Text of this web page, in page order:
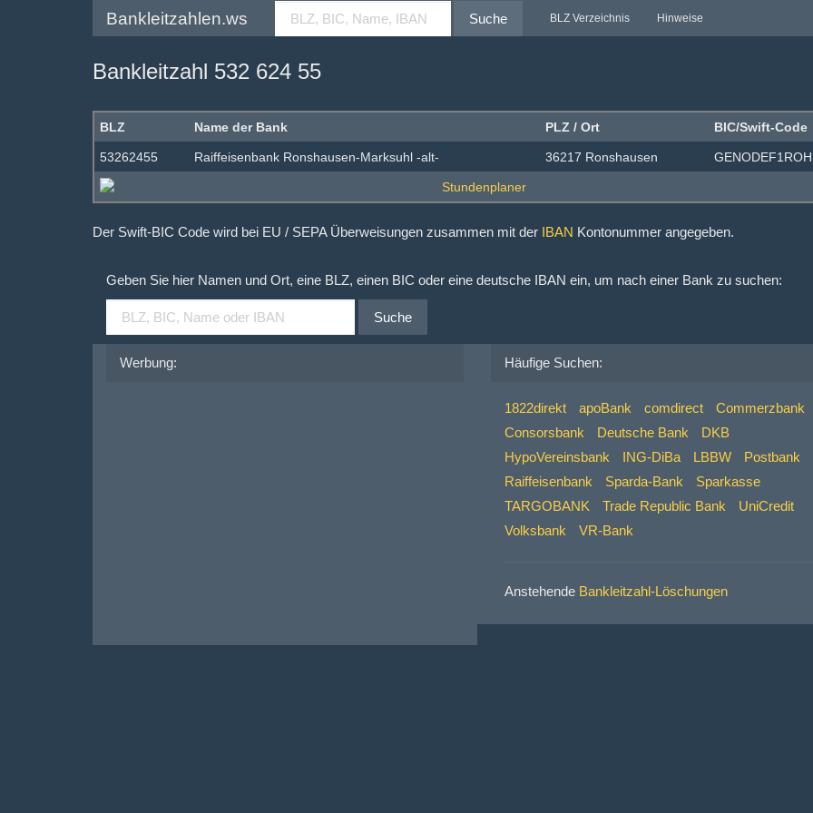
Bankleitzahlen.ws Suche BLZ Verzeichnis Hinweise
Bankleitzahl 532 624 55
BLZ Name der Bank PLZ / Ort BIC/Swift-Code
53262455 Raiffeisenbank Ronshausen-Marksuhl -alt- 36217 Ronshausen GENODEF1ROH
Der Swift-BIC Code wird bei EU / SEPA Überweisungen zusammen mit der IBAN Kontonummer angegeben.
Geben Sie hier Namen und Ort, eine BLZ, einen BIC oder eine deutsche IBAN ein, um nach einer Bank zu suchen:
Suche
Werbung: Häufige Suchen:
1822direkt apoBank comdirect
Commerzbank
Consorsbank
Deutsche Bank
DKB
HypoVereinsbank
ING-DiBa LBBW
Postbank
Raiffeisenbank
Sparda-Bank
Sparkasse
TARGOBANK
Trade Republic Bank
UniCredit
Volksbank
VR-Bank
Anstehende Bankleitzahl-Löschungen